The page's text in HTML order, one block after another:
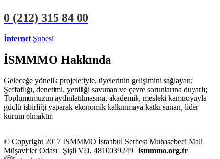
0 (212) 315 84 00
İnternet Şubesi
İSMMMO Hakkında
Geleceğe yönelik projeleriyle, üyelerinin gelişimini sağlayan;
Şeffaflığı, denetimi, yeniliği savunan ve çevre sorunlarına duyarlı;
Toplumumuzun aydınlatılmasına, akademik, mesleki kamuoyuyla
güçlü işbirliği yaparak ekonomik kalkınmaya katkı sunan, lider
kurum olmaktır.
© Copyright 2017 ISMMMO İstanbul Serbest Muhasebeci Mali
Müşavirler Odası | Şişli VD. 4810039249 | ismmmo.org.tr